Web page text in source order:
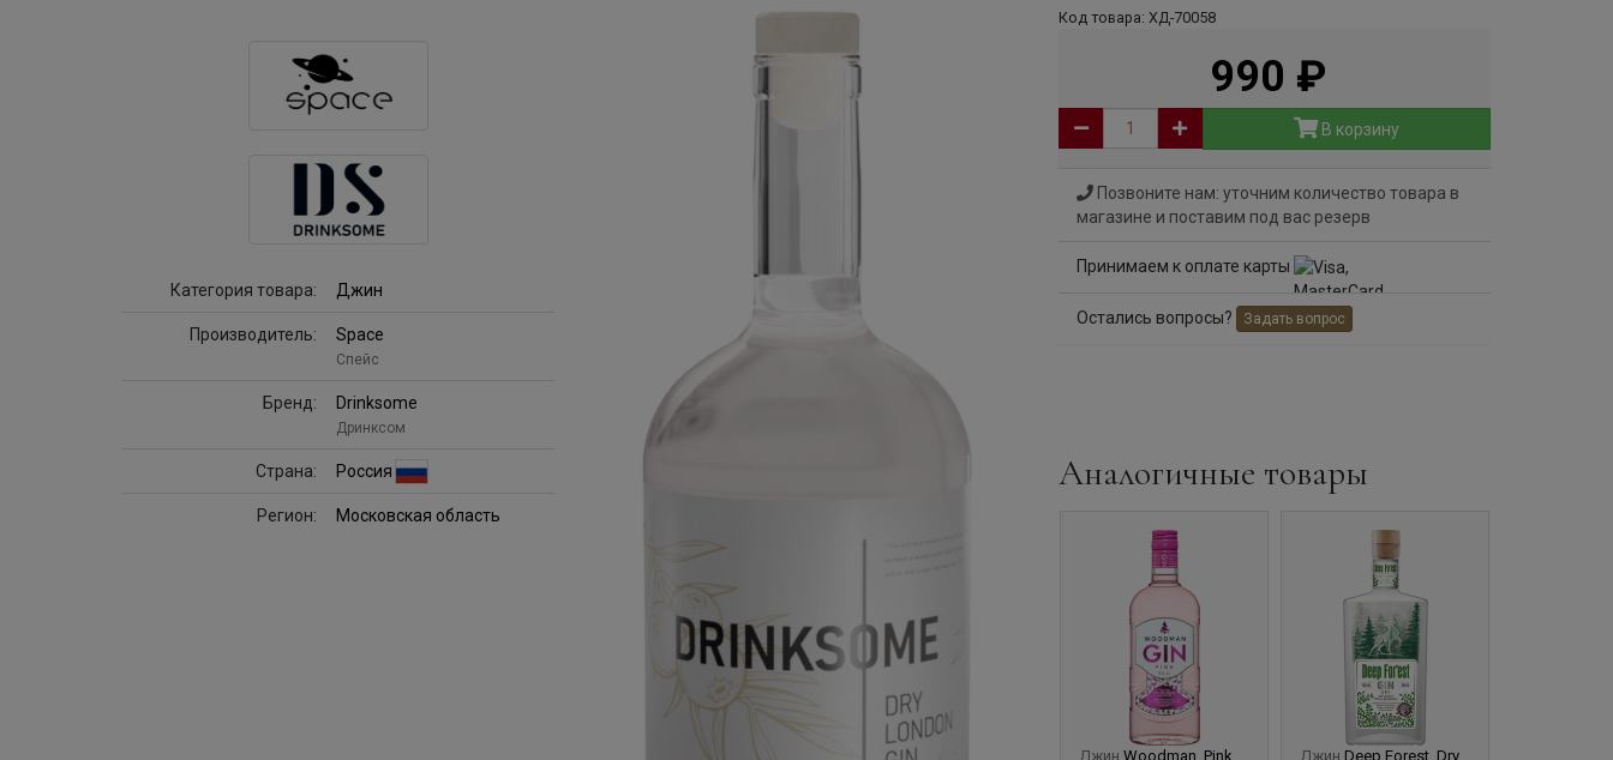
Код товара: ХД-70058
990
В корзину
Позвоните нам: уточним количество товара в
магазине и поставим под вас резерв
Принимаем к оплате карты
Остались вопросы? Задать вопрос
Аналогичные товары
Lockwood,
Джин Lockwood,
Джин Woodman, Pink
Джин Deep Forest, Dry
Категория товара: Джин
Производитель: Space
Спейс
Бренд: Drinksome
Дринксом
Страна: Россия
Регион: Московская область